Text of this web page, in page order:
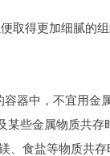
得更加细腻的
中，不宜用金
些金属物质共
食盐等物质共存